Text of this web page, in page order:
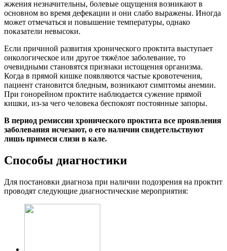
жжения незначительны, болевые ощущения возникают в
основном во время дефекации и они слабо выражены. Иногда
может отмечаться и повышение температуры, однако
показатели невысоки.
Если причиной развития хронического проктита выступает
онкологическое или другое тяжёлое заболевание, то
очевидными становятся признаки истощения организма.
Когда в прямой кишке появляются частые кровотечения,
пациент становится бледным, возникают симптомы анемии.
При гонорейном проктите наблюдается сужение прямой
кишки, из-за чего человека беспокоят постоянные запоры.
В период ремиссии хронического проктита все проявления
заболевания исчезают, о его наличии свидетельствуют
лишь примеси слизи в кале.
Способы диагностики
Для постановки диагноза при наличии подозрения на проктит
проводят следующие диагностические мероприятия: